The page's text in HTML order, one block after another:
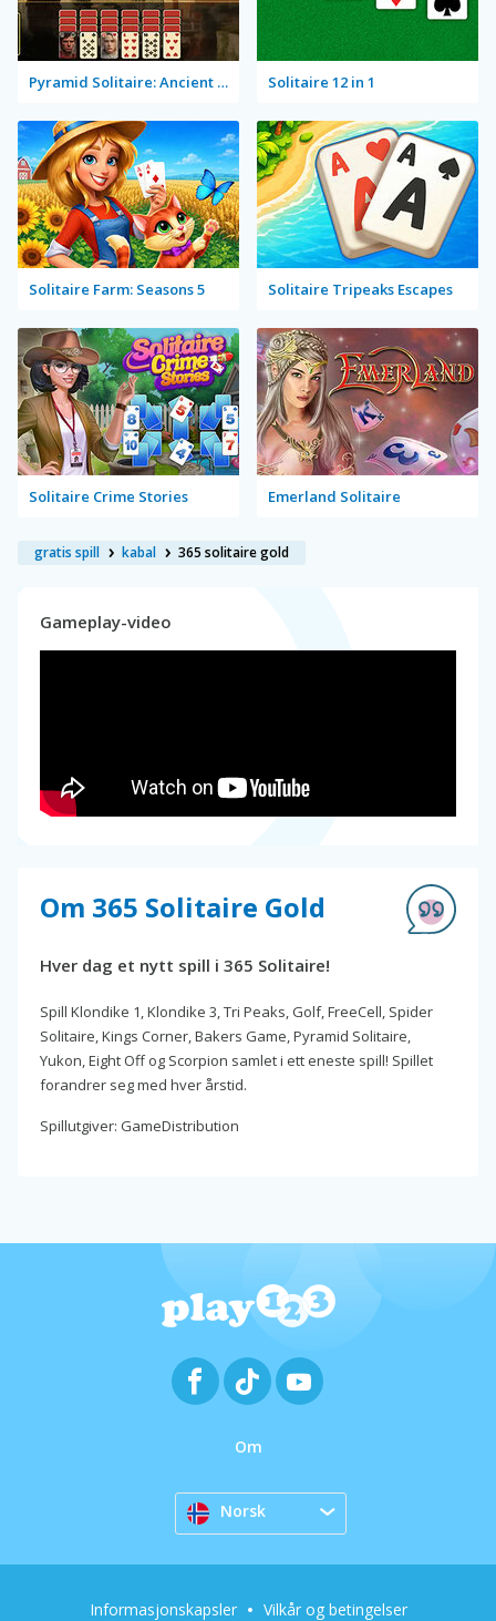
Pyramid Solitaire: Ancient Rome Solitaire 12 in 1
Solitaire Farm: Seasons 5 Solitaire Tripeaks Escapes
Solitaire Crime Stories Emerland Solitaire
gratis spill kabal 365 solitaire gold
Gameplay-video
Om 365 Solitaire Gold
Hver dag et nytt spill i 365 Solitaire!
Spill Klondike 1, Klondike 3, Tri Peaks, Golf, FreeCell, Spider
Solitaire, Kings Corner, Bakers Game, Pyramid Solitaire,
Yukon, Eight Off og Scorpion samlet i ett eneste spill! Spillet
forandrer seg med hver årstid.
Spillutgiver: GameDistribution
Om
Norsk
Informasjonskapsler Vilkår og betingelser